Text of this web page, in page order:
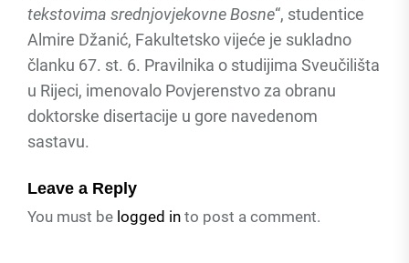
tekstovima srednjovjekovne Bosne“, studentice
Almire Džanić, Fakultetsko vijeće je sukladno
članku 67. st. 6. Pravilnika o studijima Sveučilišta
u Rijeci, imenovalo Povjerenstvo za obranu
doktorske disertacije u gore navedenom
sastavu.
Leave a Reply
You must be logged in to post a comment.